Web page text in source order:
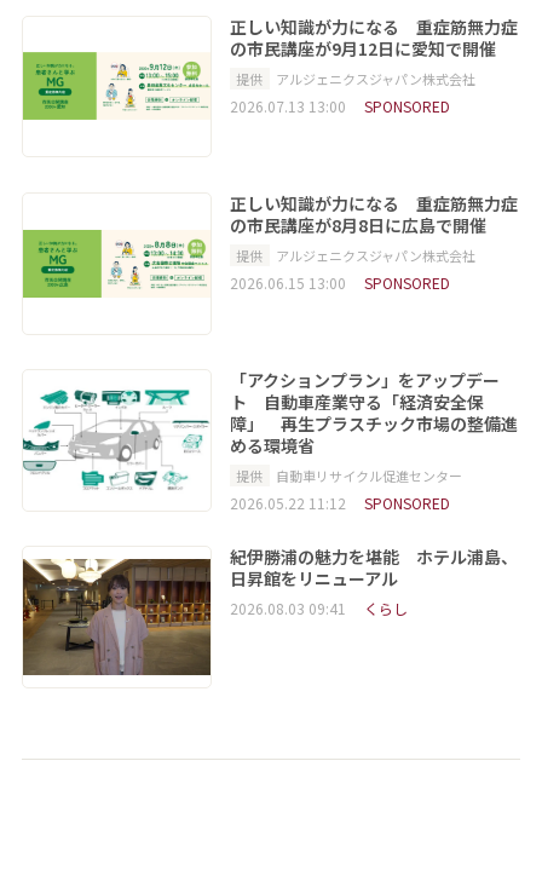
正しい知識が力になる 重症筋無力症
の市民講座が9月12日に愛知で開催
提供 アルジェニクスジャパン株式会社
2026.07.13 13:00 SPONSORED
正しい知識が力になる 重症筋無力症
の市民講座が8月8日に広島で開催
提供 アルジェニクスジャパン株式会社
2026.06.15 13:00 SPONSORED
「アクションプラン」をアップデー
ト 自動車産業守る「経済安全保
障」 再生プラスチック市場の整備進
める環境省
提供 自動車リサイクル促進センター
2026.05.22 11:12 SPONSORED
紀伊勝浦の魅力を堪能 ホテル浦島、
日昇館をリニューアル
2026.08.03 09:41 くらし